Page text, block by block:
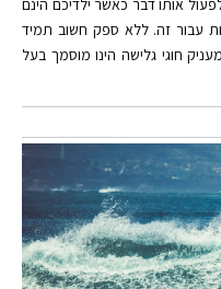
אותו דבר כאשר ילדיכם הינם
עבור זה. ללא ספק חשוב תמיד
חוגי גלישה הינו מוסמך בעל